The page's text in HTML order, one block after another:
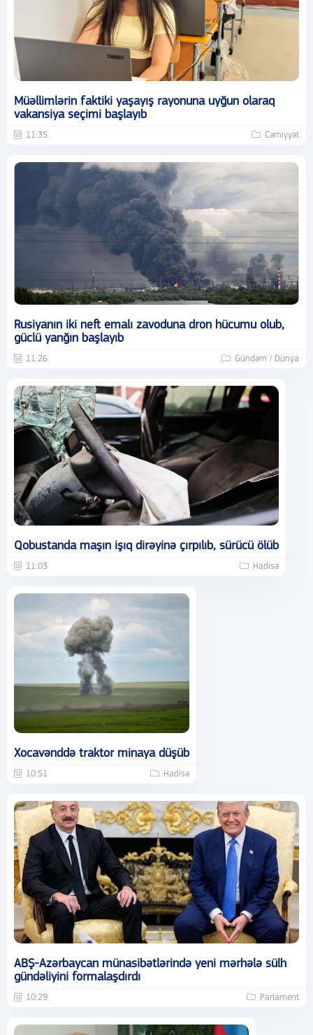
Müəllimlərin faktiki yaşayış rayonuna uyğun olaraq
vakansiya seçimi başlayıb
11:35 Cəmiyyət
Rusiyanın iki neft emalı zavoduna dron hücumu olub,
güclü yanğın başlayıb
11:26 Gündəm / Dünya
Qobustanda maşın işıq dirəyinə çırpılıb, sürücü ölüb
11:03 Hadisə
Xocavənddə traktor minaya düşüb
10:51 Hadisə
ABŞ-Azərbaycan münasibətlərində yeni mərhələ sülh
gündəliyini formalaşdırdı
10:29 Parlament